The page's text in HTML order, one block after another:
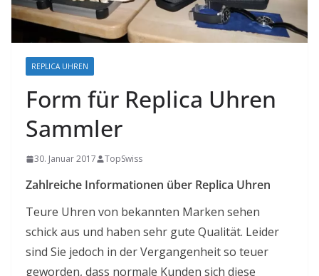
REPLICA UHREN
Form für Replica Uhren
Sammler
30. Januar 2017 TopSwiss
Zahlreiche Informationen über Replica Uhren
Teure Uhren von bekannten Marken sehen
schick aus und haben sehr gute Qualität. Leider
sind Sie jedoch in der Vergangenheit so teuer
geworden, dass normale Kunden sich diese